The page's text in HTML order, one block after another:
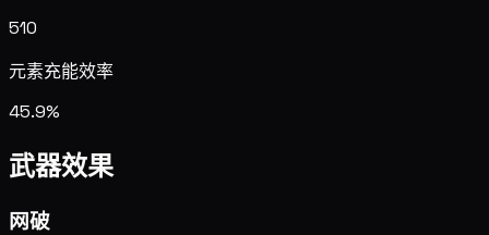
510
元素充能效率
45.9%
武器效果
网破